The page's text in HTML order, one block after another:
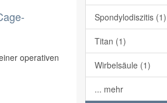
operativen
Spondylodiszitis (1)
Titan (1)
Wirbelsäule (1)
... mehr